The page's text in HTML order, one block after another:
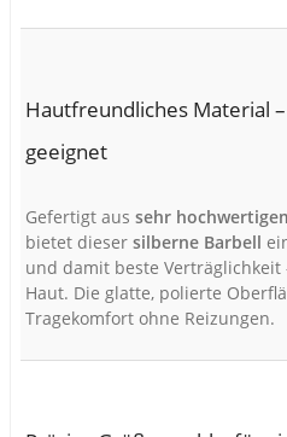
Hautfreundliches Material
geeignet
Gefertigt aussehr
bietet diesersilberne Barbell
und damit beste
Haut. Die glatte, polierte
Tragekomfort ohne Reizungen.